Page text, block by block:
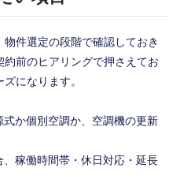
件選定の段階で確認しておき
前のヒアリングで押さえてお
になります。
式か個別空調か、空調機の更新
、稼働時間帯・休日対応・延長